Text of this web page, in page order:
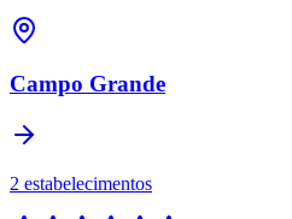
Campo Grande
2 estabelecimentos